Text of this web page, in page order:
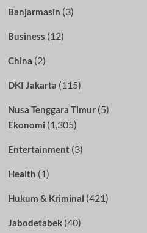
Banjarmasin (3)
Business (12)
China (2)
DKI Jakarta (115)
Nusa Tenggara Timur(5)
Ekonomi (1,305)
Entertainment(3)
Health (1)
Hukum & Kriminal (421)
Jabodetabek(40)